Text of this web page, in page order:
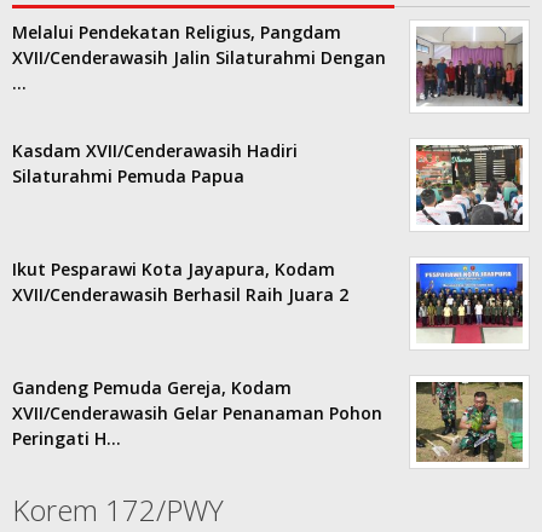
Melalui Pendekatan Religius, Pangdam
XVII/Cenderawasih Jalin Silaturahmi Dengan
…
Kasdam XVII/Cenderawasih Hadiri
Silaturahmi Pemuda Papua
Ikut Pesparawi Kota Jayapura, Kodam
XVII/Cenderawasih Berhasil Raih Juara 2
Gandeng Pemuda Gereja, Kodam
XVII/Cenderawasih Gelar Penanaman Pohon
Peringati H…
Korem 172/PWY